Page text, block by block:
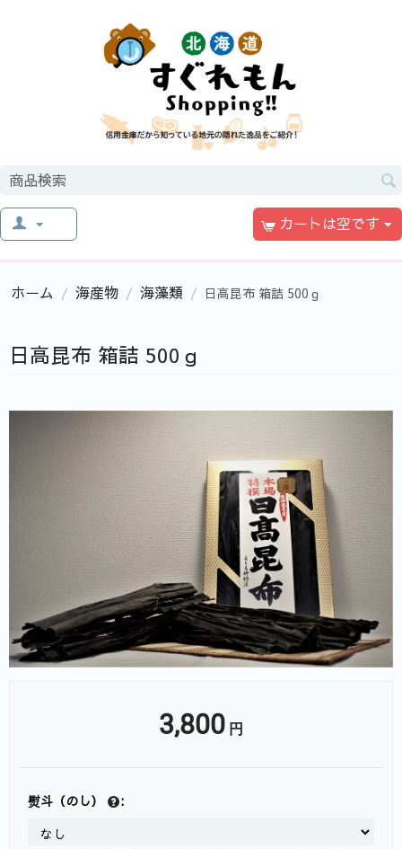
カートは空です
ホーム / 海産物 / 海藻類 / 日高昆布 箱詰 500ｇ
日高昆布 箱詰 500ｇ
3,800 円
熨斗（のし） :